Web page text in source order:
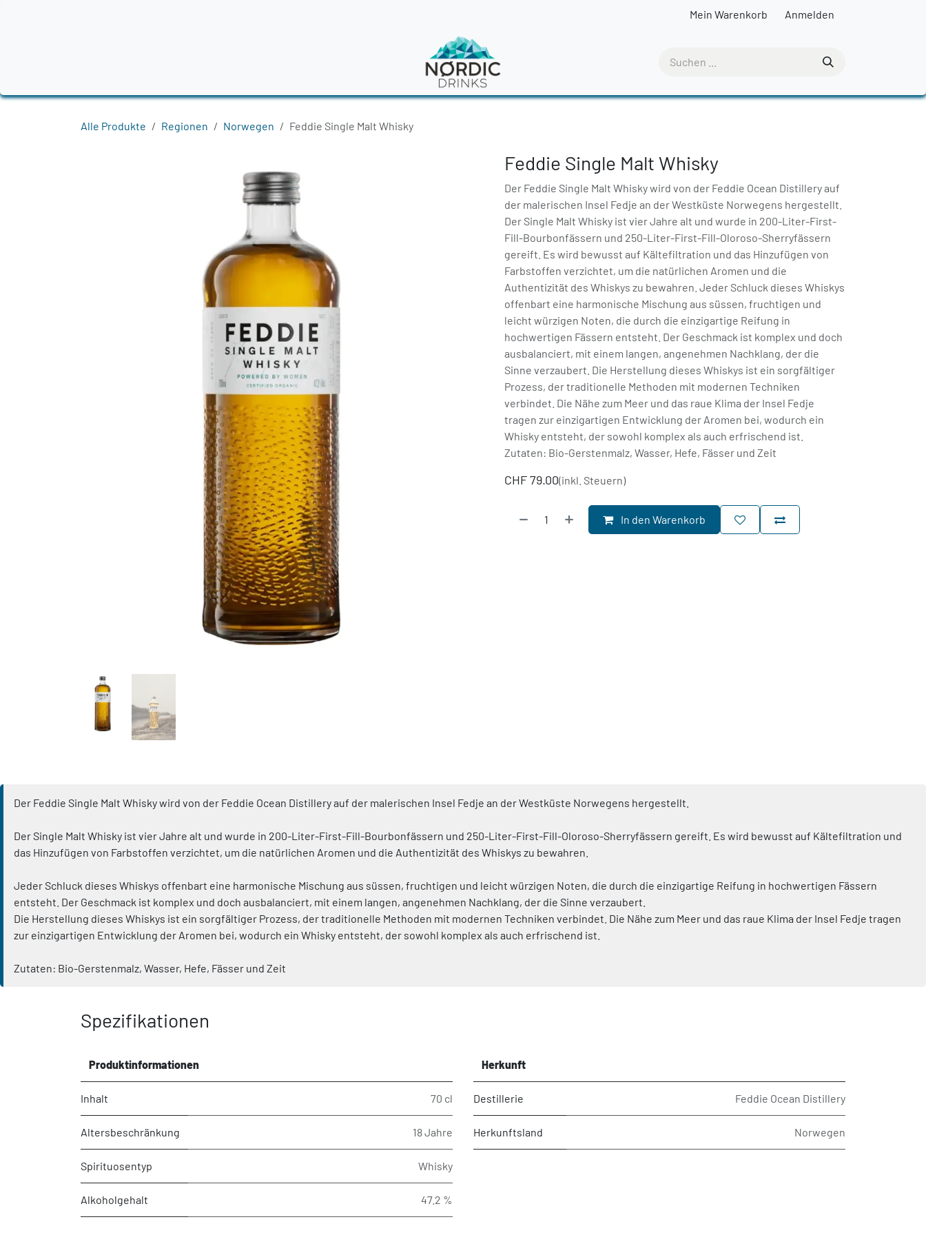
Mein Warenkorb Anmelden
Alle Produkte Regionen Norwegen Feddie Single Malt Whisky
Feddie Single Malt Whisky
Der Feddie Single Malt Whisky wird von der Feddie Ocean Distillery auf
der malerischen Insel Fedje an der Westküste Norwegens hergestellt.
Der Single Malt Whisky ist vier Jahre alt und wurde in 200-Liter-First-
Fill-Bourbonfässern und 250-Liter-First-Fill-Oloroso-Sherryfässern
gereift. Es wird bewusst auf Kältefiltration und das Hinzufügen von
Farbstoffen verzichtet, um die natürlichen Aromen und die
Authentizität des Whiskys zu bewahren. Jeder Schluck dieses Whiskys
offenbart eine harmonische Mischung aus süssen, fruchtigen und
leicht würzigen Noten, die durch die einzigartige Reifung in
hochwertigen Fässern entsteht. Der Geschmack ist komplex und doch
ausbalanciert, mit einem langen, angenehmen Nachklang, der die
Sinne verzaubert. Die Herstellung dieses Whiskys ist ein sorgfältiger
Prozess, der traditionelle Methoden mit modernen Techniken
verbindet. Die Nähe zum Meer und das raue Klima der Insel Fedje
tragen zur einzigartigen Entwicklung der Aromen bei, wodurch ein
Whisky entsteht, der sowohl komplex als auch erfrischend ist.
Zutaten: Bio-Gerstenmalz, Wasser, Hefe, Fässer und Zeit
CHF79.00(inkl. Steuern)
In den Warenkorb
Der Feddie Single Malt Whisky wird von der Feddie Ocean Distillery auf der malerischen Insel Fedje an der Westküste Norwegens hergestellt.
Der Single Malt Whisky ist vier Jahre alt und wurde in 200-Liter-First-Fill-Bourbonfässern und 250-Liter-First-Fill-Oloroso-Sherryfässern gereift. Es wird bewusst auf Kältefiltration und
das Hinzufügen von Farbstoffen verzichtet, um die natürlichen Aromen und die Authentizität des Whiskys zu bewahren.
Jeder Schluck dieses Whiskys offenbart eine harmonische Mischung aus süssen, fruchtigen und leicht würzigen Noten, die durch die einzigartige Reifung in hochwertigen Fässern
entsteht. Der Geschmack ist komplex und doch ausbalanciert, mit einem langen, angenehmen Nachklang, der die Sinne verzaubert.
Die Herstellung dieses Whiskys ist ein sorgfältiger Prozess, der traditionelle Methoden mit modernen Techniken verbindet. Die Nähe zum Meer und das raue Klima der Insel Fedje tragen
zur einzigartigen Entwicklung der Aromen bei, wodurch ein Whisky entsteht, der sowohl komplex als auch erfrischend ist.
Zutaten: Bio-Gerstenmalz, Wasser, Hefe, Fässer und Zeit
Spezifikationen
Produktinformationen
Inhalt 70 cl
Altersbeschränkung 18 Jahre
Spirituosentyp Whisky
Alkoholgehalt 47.2 %
Herkunft
Destillerie Feddie Ocean Distillery
Herkunftsland Norwegen